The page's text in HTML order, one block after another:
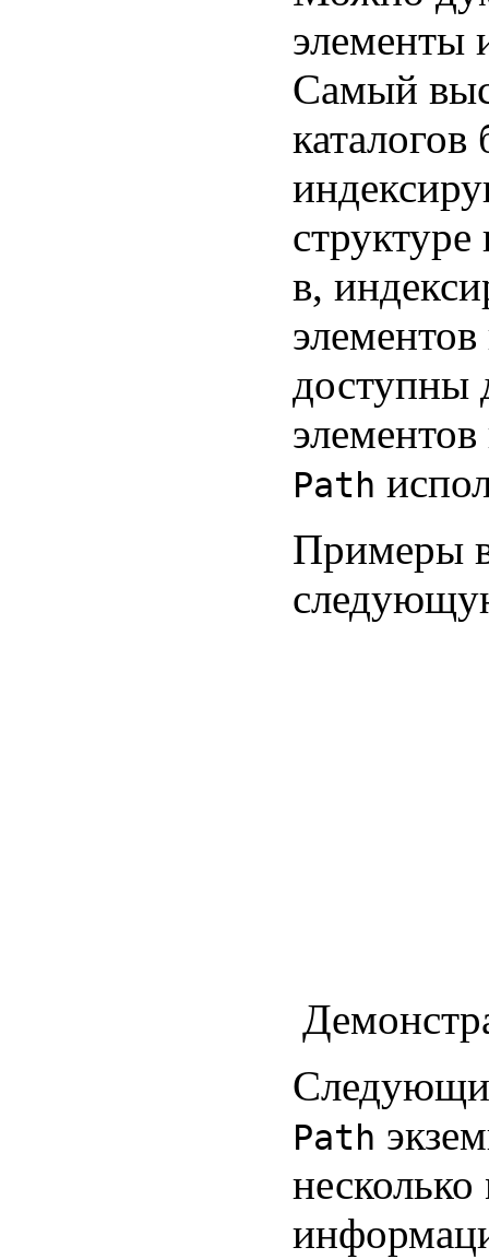
элементы
Самый
в,
доступны
Path
Примеры
Path